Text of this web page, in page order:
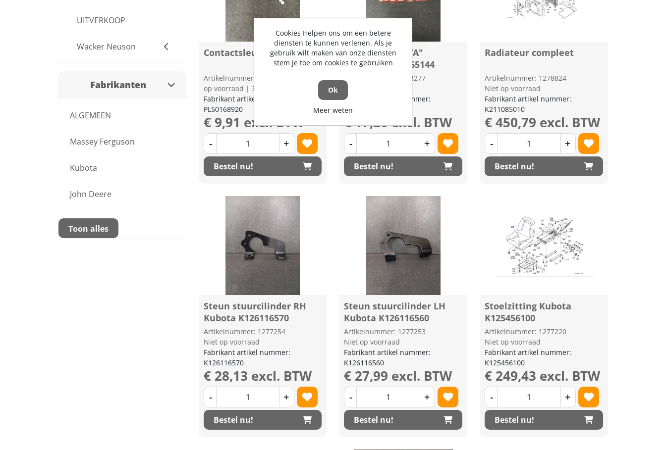
UITVERKOOP
Wacker Neuson
Fabrikanten
ALGEMEEN
Massey Ferguson
Kubota
John Deere
Toon alles
Contactsleutel set (2x)
Artikelnummer: 1296914
op voorraad | 3-5 dagen levertijd
Fabrikant artikel nummer:
PL50168920
€ 9,91 excl. BTW
- +
Bestel nu!
Sticker "KUBOTA"
gebogen K321165144
Artikelnummer: 1283277
Fabrikant artikel nummer:
K321165144
€ 17,20 excl. BTW
- +
Bestel nu!
Radiateur compleet
Artikelnummer: 1278824
Niet op voorraad
Fabrikant artikel nummer:
K211085010
€ 450,79 excl. BTW
- +
Bestel nu!
Steun stuurcilinder RH
Kubota K126116570
Artikelnummer: 1277254
Niet op voorraad
Fabrikant artikel nummer:
K126116570
€ 28,13 excl. BTW
- +
Bestel nu!
Steun stuurcilinder LH
Kubota K126116560
Artikelnummer: 1277253
Niet op voorraad
Fabrikant artikel nummer:
K126116560
€ 27,99 excl. BTW
- +
Bestel nu!
Stoelzitting Kubota
K125456100
Artikelnummer: 1277220
Niet op voorraad
Fabrikant artikel nummer:
K125456100
€ 249,43 excl. BTW
- +
Bestel nu!
Cookies Helpen ons om een betere
diensten te kunnen verlenen. Als je
gebruik wilt maken van onze diensten
stem je toe om cookies te gebruiken
Ok
Meer weten